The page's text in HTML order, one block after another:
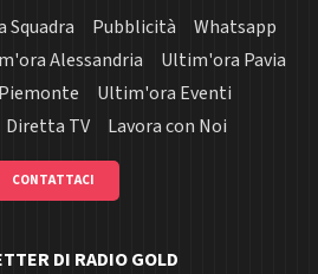
Squadra Pubblicità
Whatsapp
Alessandria
Ultim'ora Pavia
Ultim'ora Eventi
Diretta TV Lavora con Noi
CONTATTACI
DI RADIO GOLD